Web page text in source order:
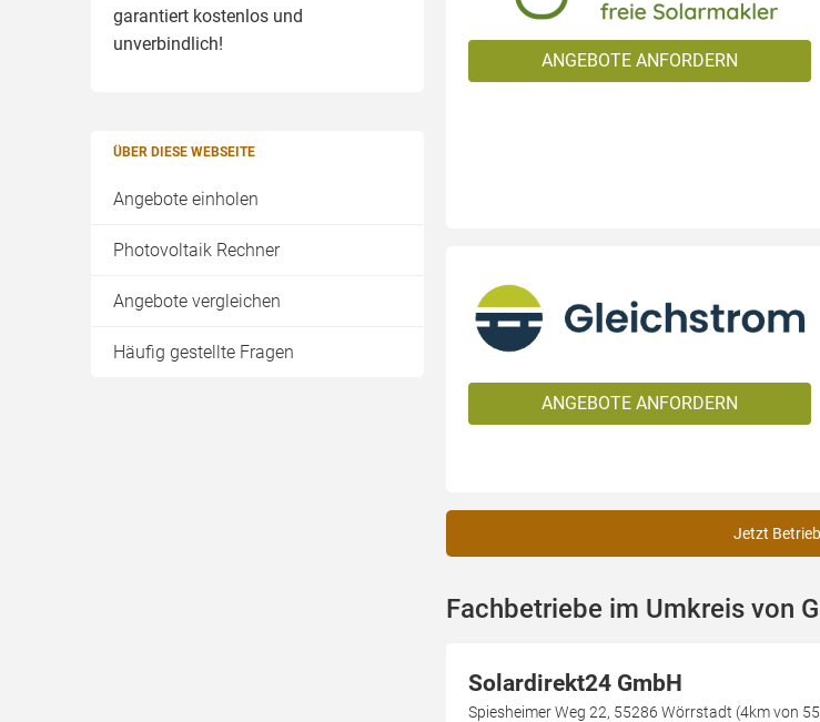
garantiert kostenlos und
unverbindlich!
ÜBER DIESE WEBSEITE
Angebote einholen
Photovoltaik Rechner
Angebote vergleichen
Häufig gestellte Fragen
ANGEBOTE ANFORDERN
ANGEBOTE ANFORDERN
Jetzt
Fachbetriebe im Umkreis von
Solardirekt24 GmbH
Spiesheimer Weg 22, 55286 Wörrstadt (4km von